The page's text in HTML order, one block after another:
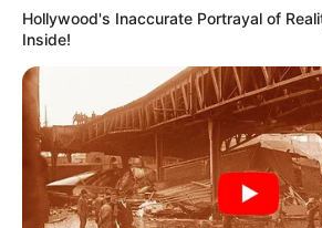
Hollywood's Inaccurate Portrayal of
Inside!